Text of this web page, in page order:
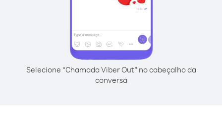
Selecione “Chamada Viber Out” no cabeçalho da
conversa